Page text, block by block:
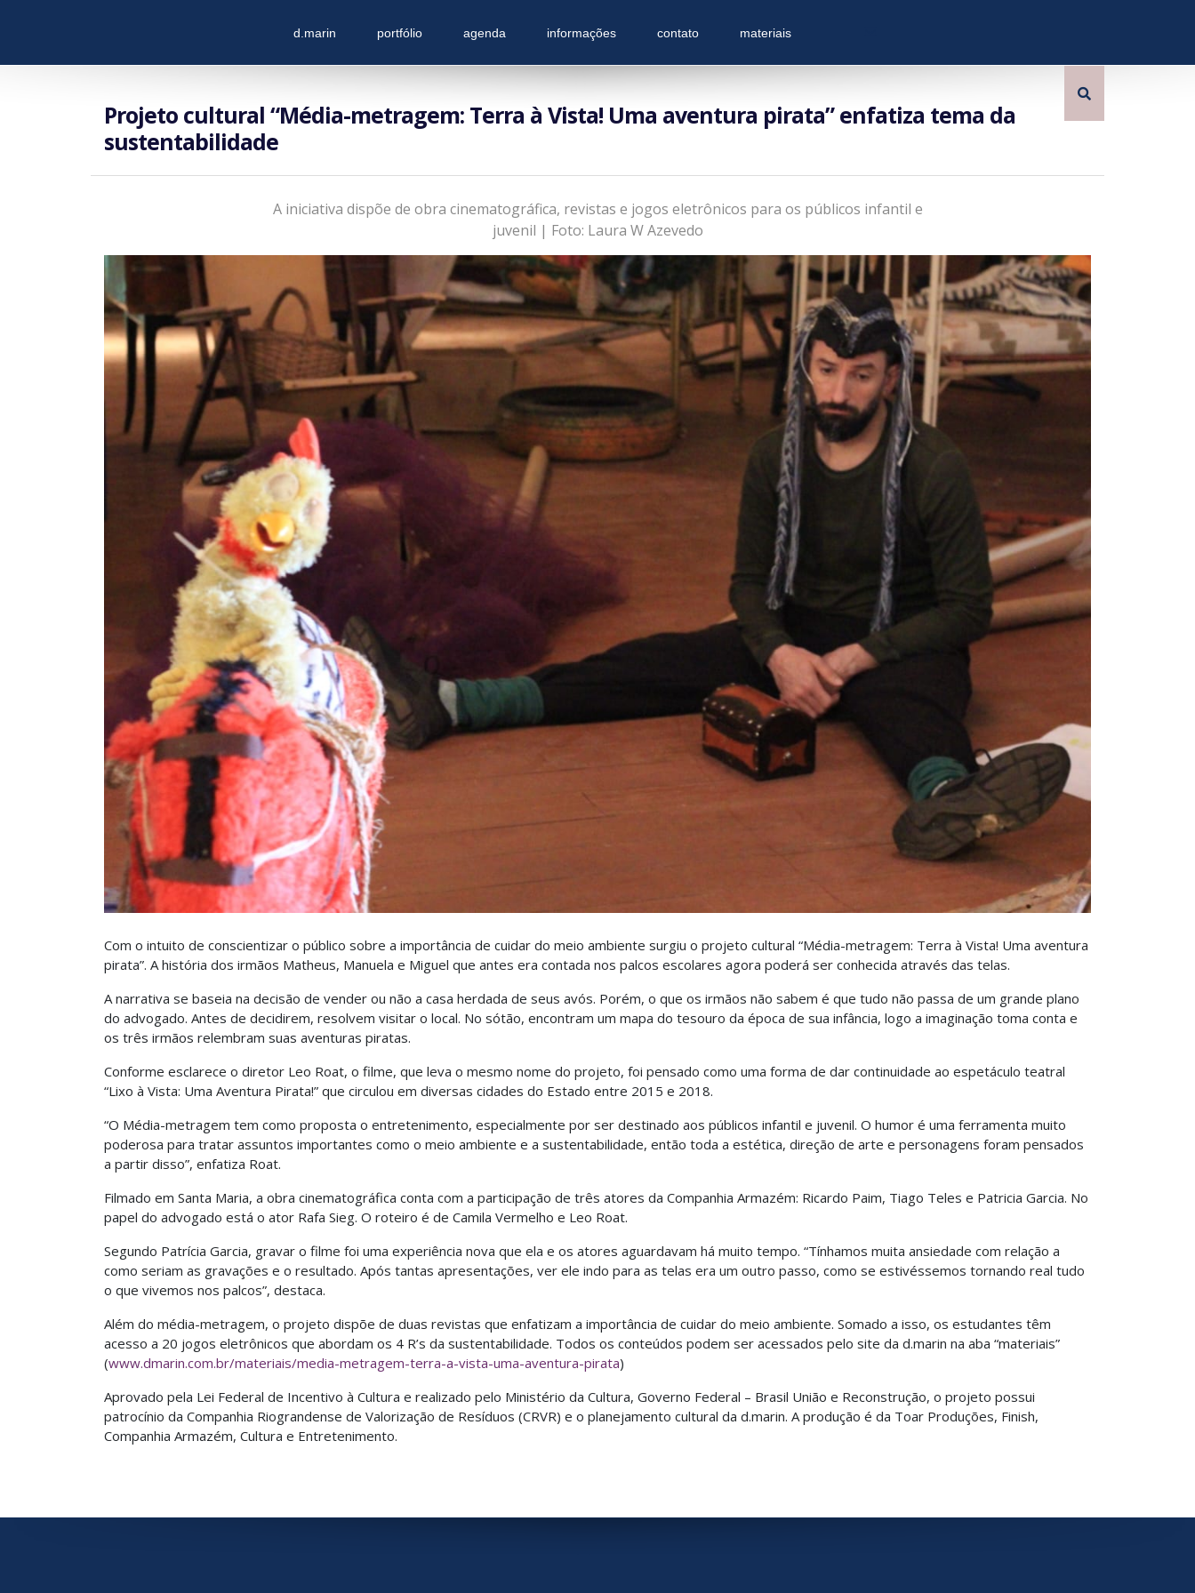
d.marin portfólio agenda informações contato materiais
Projeto cultural “Média-metragem: Terra à Vista! Uma aventura pirata” enfatiza tema da
sustentabilidade
A iniciativa dispõe de obra cinematográfica, revistas e jogos eletrônicos para os públicos infantil e
juvenil | Foto: Laura W Azevedo
Com o intuito de conscientizar o público sobre a importância de cuidar do meio ambiente surgiu o projeto cultural “Média-metragem: Terra à Vista! Uma aventura
pirata”. A história dos irmãos Matheus, Manuela e Miguel que antes era contada nos palcos escolares agora poderá ser conhecida através das telas.
A narrativa se baseia na decisão de vender ou não a casa herdada de seus avós. Porém, o que os irmãos não sabem é que tudo não passa de um grande plano
do advogado. Antes de decidirem, resolvem visitar o local. No sótão, encontram um mapa do tesouro da época de sua infância, logo a imaginação toma conta e
os três irmãos relembram suas aventuras piratas.
Conforme esclarece o diretor Leo Roat, o filme, que leva o mesmo nome do projeto, foi pensado como uma forma de dar continuidade ao espetáculo teatral
“Lixo à Vista: Uma Aventura Pirata!” que circulou em diversas cidades do Estado entre 2015 e 2018.
“O Média-metragem tem como proposta o entretenimento, especialmente por ser destinado aos públicos infantil e juvenil. O humor é uma ferramenta muito
poderosa para tratar assuntos importantes como o meio ambiente e a sustentabilidade, então toda a estética, direção de arte e personagens foram pensados
a partir disso”, enfatiza Roat.
Filmado em Santa Maria, a obra cinematográfica conta com a participação de três atores da Companhia Armazém: Ricardo Paim, Tiago Teles e Patricia Garcia. No
papel do advogado está o ator Rafa Sieg. O roteiro é de Camila Vermelho e Leo Roat.
Segundo Patrícia Garcia, gravar o filme foi uma experiência nova que ela e os atores aguardavam há muito tempo. “Tínhamos muita ansiedade com relação a
como seriam as gravações e o resultado. Após tantas apresentações, ver ele indo para as telas era um outro passo, como se estivéssemos tornando real tudo
o que vivemos nos palcos”, destaca.
Além do média-metragem, o projeto dispõe de duas revistas que enfatizam a importância de cuidar do meio ambiente. Somado a isso, os estudantes têm
acesso a 20 jogos eletrônicos que abordam os 4 R’s da sustentabilidade. Todos os conteúdos podem ser acessados pelo site da d.marin na aba “materiais”
(www.dmarin.com.br/materiais/media-metragem-terra-a-vista-uma-aventura-pirata)
Aprovado pela Lei Federal de Incentivo à Cultura e realizado pelo Ministério da Cultura, Governo Federal – Brasil União e Reconstrução, o projeto possui
patrocínio da Companhia Riograndense de Valorização de Resíduos (CRVR) e o planejamento cultural da d.marin. A produção é da Toar Produções, Finish,
Companhia Armazém, Cultura e Entretenimento.